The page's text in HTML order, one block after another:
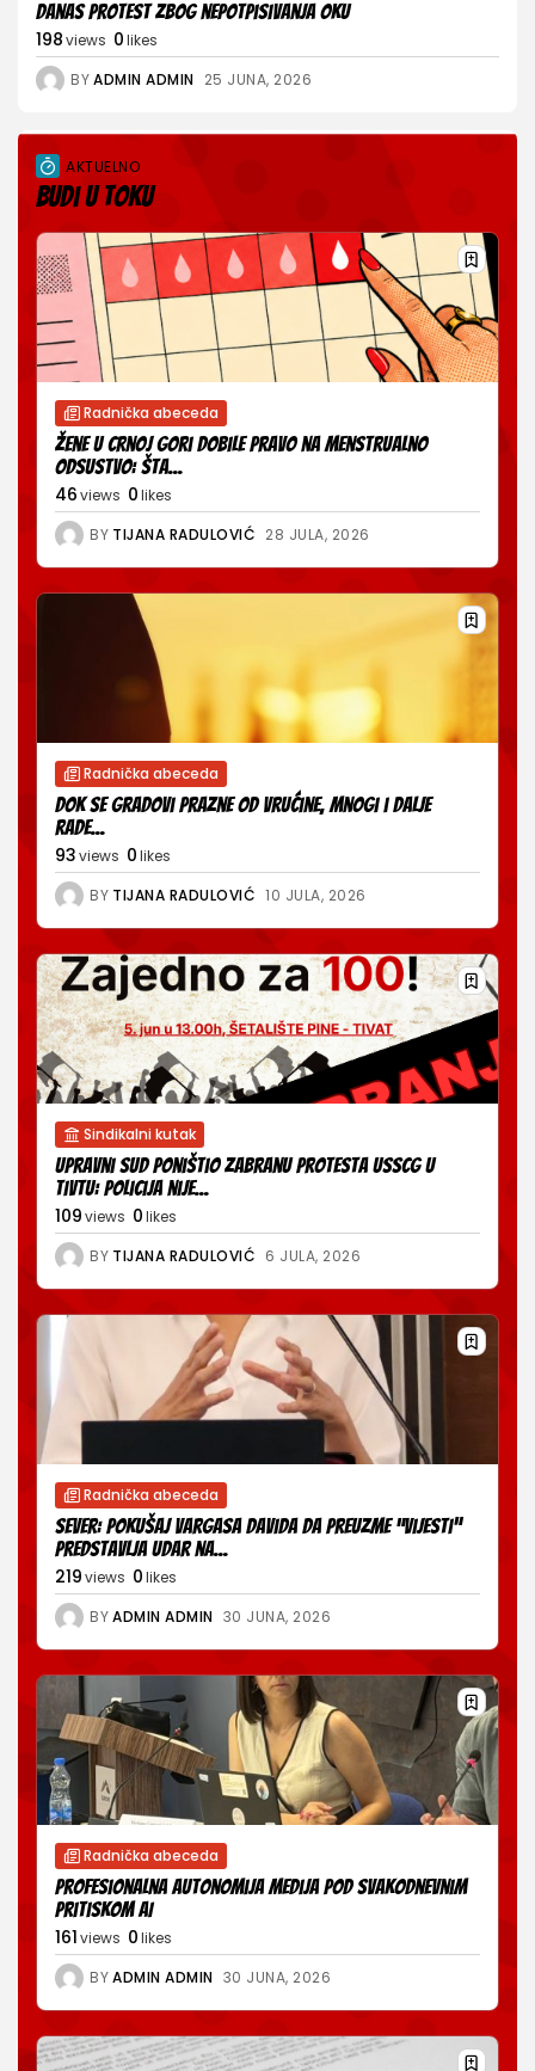
Danas protest zbog nepotpisivanja OKU
198views 0likes
BYADMIN ADMIN 25 JUNA, 2026
AKTUELNO
Budi u toku
Radnička abeceda
Žene u Crnoj Gori dobile pravo na menstrualno
odsustvo: Šta...
46views 0likes
BY TIJANA RADULOVIĆ 28 JULA, 2026
Radnička abeceda
Dok se gradovi prazne od vrućine, mnogi i dalje
rade...
93views 0likes
BY TIJANA RADULOVIĆ 10 JULA, 2026
Sindikalni kutak
Upravni sud poništio zabranu protesta USSCG u
Tivtu: Policija nije...
109views 0likes
BY TIJANA RADULOVIĆ 6 JULA, 2026
Radnička abeceda
Sever: Pokušaj Vargasa Davida da preuzme “Vijesti”
predstavlja udar na...
219views 0likes
BYADMIN ADMIN 30 JUNA, 2026
Radnička abeceda
Profesionalna autonomija medija pod svakodnevnim
pritiskom AI
161views 0likes
BYADMIN ADMIN 30 JUNA, 2026